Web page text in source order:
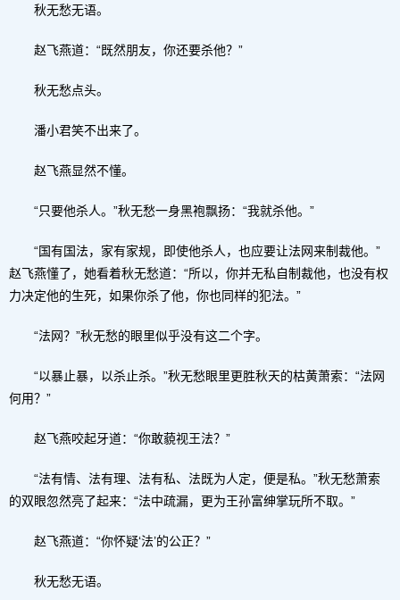
秋无愁无语。
赵飞燕道：“既然朋友，你还要杀他？”
秋无愁点头。
潘小君笑不出来了。
赵飞燕显然不懂。
“只要他杀人。”秋无愁一身黑袍飘扬：“我就杀他。”
“国有国法，家有家规，即使他杀人，也应要让法网来制裁他。”
赵飞燕懂了，她看着秋无愁道：“所以，你并无私自制裁他，也没有权
力决定他的生死，如果你杀了他，你也同样的犯法。”
“法网？”秋无愁的眼里似乎没有这二个字。
“以暴止暴，以杀止杀。”秋无愁眼里更胜秋天的枯黄萧索：“法网
何用？”
赵飞燕咬起牙道：“你敢藐视王法？”
“法有情、法有理、法有私、法既为人定，便是私。”秋无愁萧索
的双眼忽然亮了起来：“法中疏漏，更为王孙富绅掌玩所不取。”
赵飞燕道：“你怀疑‘法’的公正？”
秋无愁无语。